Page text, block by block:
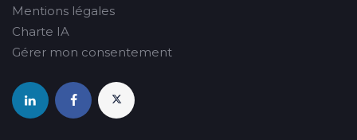
Mentions légales
Charte IA
Gérer mon consentement